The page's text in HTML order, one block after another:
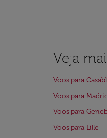
Veja
Voos para
Voos para
Voos para
Voos para Lille